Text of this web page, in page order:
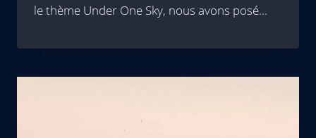
le thème Under One Sky, nous avons posé…